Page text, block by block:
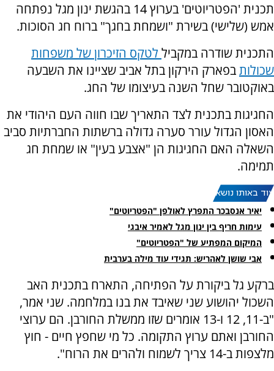
תכנית 'הפטריוטים' בערוץ 14 בהגשת ינון מגל נפתחה
אמש (שלישי) בשירת "ושמחת בחגך" ברוח חג הסוכות.
התכנית שודרה במקביל לטקס הזיכרון של משפחות
שכולותבפארק הירקון בתל אביב שציינו את השבעה
באוקטובר שחל השנה בעיצומו של החג.
החגיגות בתכנית לצד התאריך שבו חווה העם היהודי את
האסון הגדול עורר סערה גדולה ברשתות החברתיות סביב
השאלה האם החגיגות הן "אצבע בעין" או שמחת חג
תמימה.
עוד באותו נושא:
יאיר אנסבכר התפרץ לאולפן "הפטריוטים"
עימות חריף בין ינון מגל לאמיר איבגי
המיקום המפתיע של "הפטריוטים"
אבי שושן לאהריש: תגידי עוד מילה בערבית
ברקע גל ביקורת על הפתיחה, התארח בתכנית האב
השכול יהושוע שני שאיבד את בנו במלחמה. שני אמר,
"ב-11, 12 ו-13 אומרים שזו ממשלת החורבן. הם ערוצי
החורבן ואתם ערוץ התקומה. כל מי שחפץ חיים - חוץ
מלצפות ב-14 צריך לשמוח ולהרים את הרוח".